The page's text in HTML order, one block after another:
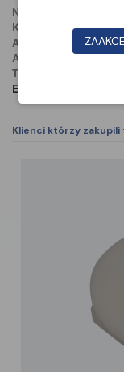
NAZWA PRODUCENTA:
KRAJ:
Sweden
ADRES:
ADRES:
Huskvarna,
TELEFON
: +48 22
E-MAIL:
Klienci którzy